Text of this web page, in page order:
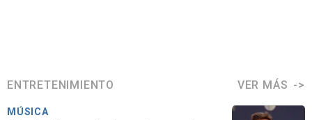
ENTRETENIMIENTO VER MÁS
MÚSICA